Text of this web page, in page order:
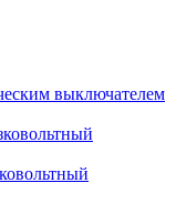
выключателем